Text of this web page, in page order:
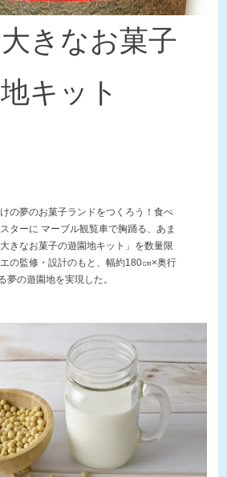
きなお菓子
キット
の夢のお菓子ランドをつくろう！食べ
ターに マーブル観覧車で胸踊る、あま
きなお菓子の遊園地キット」を数量限
の監修・設計のもと、幅約180㎝×奥行
夢の遊園地を実現した。